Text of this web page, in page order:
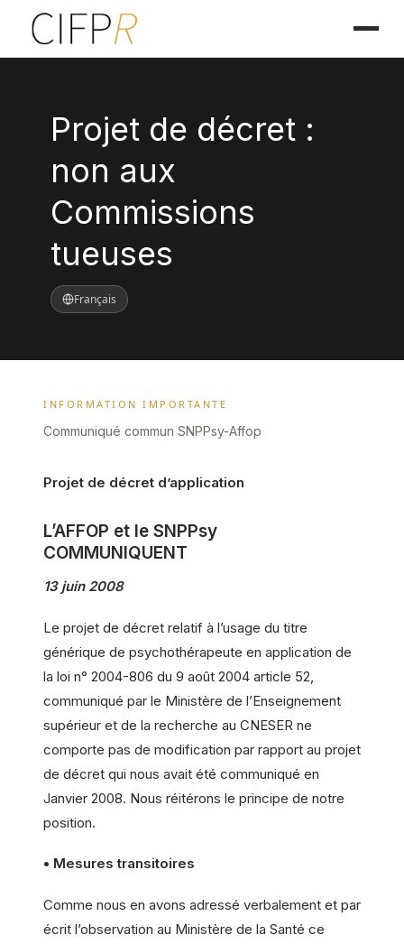
Projet de décret :
non aux
Commissions
tueuses
Français
INFORMATION IMPORTANTE
Communiqué commun SNPPsy-Affop
Projet de décret d’application
L’AFFOP et le SNPPsy
COMMUNIQUENT
13 juin 2008
Le projet de décret relatif à l’usage du titre
générique de psychothérapeute en application de
la loi n° 2004-806 du 9 août 2004 article 52,
communiqué par le Ministère de l’Enseignement
supérieur et de la recherche au CNESER ne
comporte pas de modification par rapport au projet
de décret qui nous avait été communiqué en
Janvier 2008. Nous réitérons le principe de notre
position.
• Mesures transitoires
Comme nous en avons adressé verbalement et par
écrit l’observation au Ministère de la Santé ce